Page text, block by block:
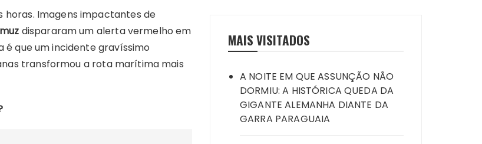
horas. Imagens impactantes de
dispararam um alerta vermelho em
é que um incidente gravíssimo
transformou a rota marítima mais
MAIS VISITADOS
A NOITE EM QUE ASSUNÇÃO NÃO
DORMIU: A HISTÓRICA QUEDA DA
GIGANTE ALEMANHA DIANTE DA
GARRA PARAGUAIA